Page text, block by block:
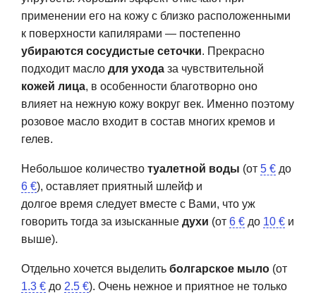
применении его на кожу с близко расположенными
к поверхности капилярами — постепенно
убираются сосудистые сеточки. Прекрасно
подходит масло для ухода за чувствительной
кожей лица, в особенности благотворно оно
влияет на нежную кожу вокруг век. Именно поэтому
розовое масло входит в состав многих кремов и
гелев.
Небольшое количество туалетной воды (от 5 € до
6 €), оставляет приятный шлейф и
долгое время следует вместе с Вами, что уж
говорить тогда за изысканные духи (от 6 € до 10 € и
выше).
Отдельно хочется выделить болгарское мыло (от
1.3 € до 2.5 €). Очень нежное и приятное не только